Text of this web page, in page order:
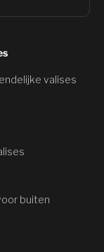
valises
buiten